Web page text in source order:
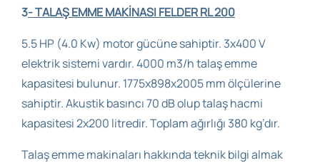
3-TALAŞ EMME MAKİNASI FELDER RL 200
5.5 HP (4.0 Kw) motor gücüne sahiptir. 3x400 V
elektrik sistemi vardır. 4000 m3/h talaş emme
kapasitesi bulunur. 1775x898x2005 mm ölçülerine
sahiptir. Akustik basıncı 70 dB olup talaş hacmi
kapasitesi 2x200 litredir. Toplam ağırlığı 380 kg’dır.
Talaş emme makinaları hakkında teknik bilgi almak